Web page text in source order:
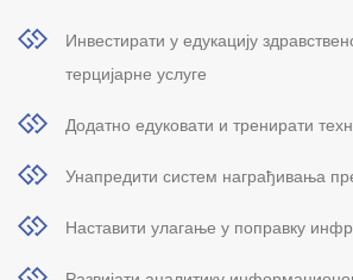
Инвестирати у едукацију
терцијарне услуге
Додатно едуковати и тренирати
Унапредити систем награђивања
Наставити улагање у поправку